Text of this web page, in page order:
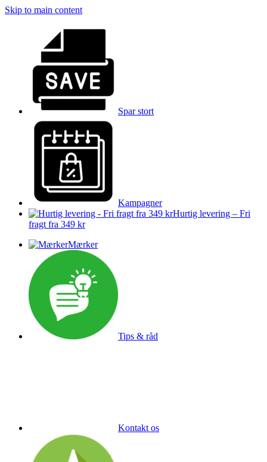
Skip to main content
Spar stort
Kampagner
Hurtig levering – Fri
fragt fra 349 kr
Mærker
Tips & råd
Kontakt os